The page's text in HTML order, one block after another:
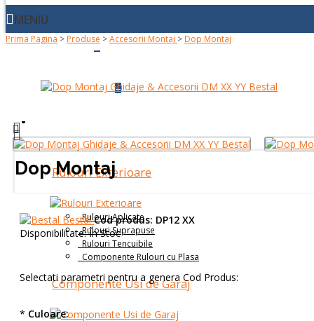
MENIU
DESPRE NOI +
Rulouri Exterioare
Rulouri Aplicate
Rulouri Suprapuse
Rulouri Tencuibile
Componente Rulouri cu Plasa
Componente Usi de Garaj
Prima Pagina > Produse >Accesorii Montaj > Dop Montaj
Dop Montaj
BestalCod produs: DP12 XX
Disponibilitate: În Stoc
Selectati parametri pentru a genera Cod Produs:
* Culoare: